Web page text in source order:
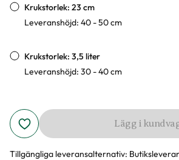
Krukstorlek: 23 cm
Leveranshöjd: 40 - 50 cm
Krukstorlek: 3,5 liter
Leveranshöjd: 30 - 40 cm
Lägg i
Tillgängliga leveransalternativ: